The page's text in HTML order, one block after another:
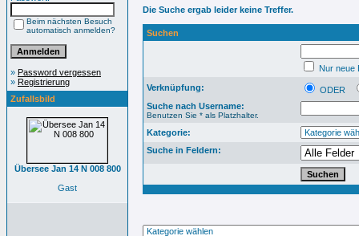
Beim nächsten Besuch
automatisch anmelden?
» Password vergessen
» Registrierung
Zufallsbild
Übersee Jan 14 N 008 800
Gast
Die Suche ergab leider keine Treffer.
Suchen
Nur neue
Verknüpfung:
ODER
Suche nach Username:
Benutzen Sie * als Platzhalter.
Kategorie:
Suche in Feldern: